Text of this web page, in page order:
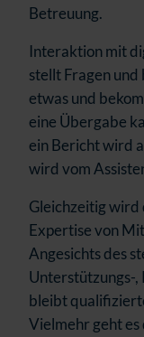
Betreuung.
Interaktion mit
stellt Fragen
etwas und
eine Übergabe
ein Bericht wird
wird vom
Gleichzeitig wird
Expertise von
Angesichts des
Unterstützungs-,
bleibt
Vielmehr geht